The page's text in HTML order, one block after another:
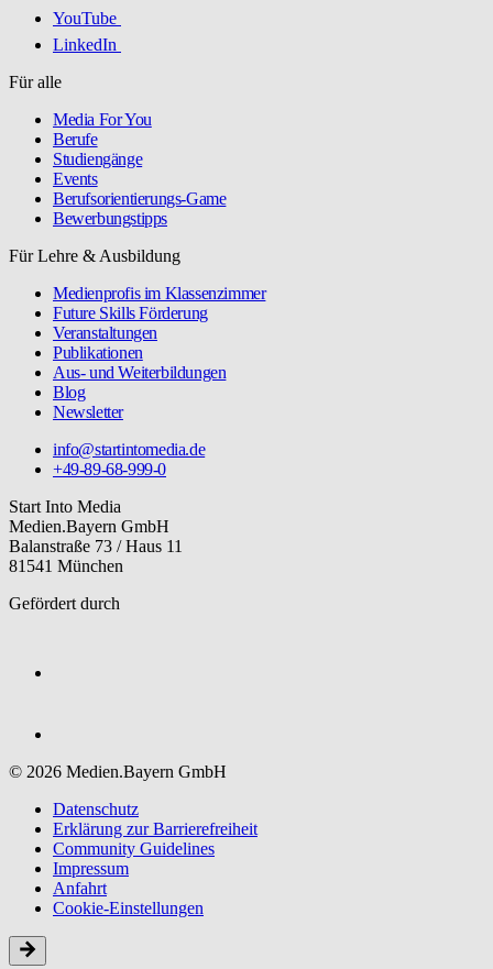
YouTube
LinkedIn
Für alle
Media For You
Berufe
Studiengänge
Events
Berufsorientierungs-Game
Bewerbungstipps
Für Lehre & Ausbildung
Medienprofis im Klassenzimmer
Future Skills Förderung
Veranstaltungen
Publikationen
Aus- und Weiterbildungen
Blog
Newsletter
info@startintomedia.de
+49-89-68-999-0
Start Into Media
Medien.Bayern GmbH
Balanstraße 73 / Haus 11
81541 München
Gefördert durch
© 2026 Medien.Bayern GmbH
Datenschutz
Erklärung zur Barriere­freiheit
Community Guidelines
Impressum
Anfahrt
Cookie-Einstellungen